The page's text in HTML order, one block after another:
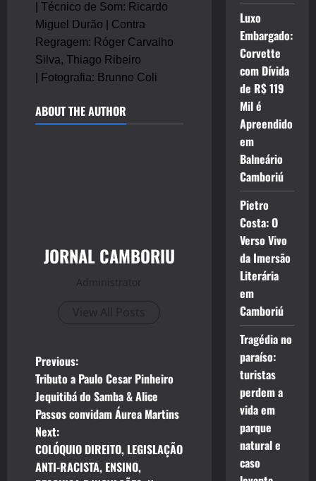
| Técnico de Som: Ricardo
Miguel Durão | Contra
Regragem: Róger Carvalho
Silva, Thiago Ribeiro
| Fotografia: Brunno Coli
ABOUT THE AUTHOR
JORNAL CAMBORIU
Administrator
View All Posts
P
o
s
t
Previous:
Tributo a Paulo Cesar Pinheiro
Jequitibá do Samba & Alice
Passos convidam Áurea Martins
Next:
COLÓQUIO DIREITO, LEGISLAÇÃO
ANTI-RACISTA, ENSINO,
Luxo
Embargado:
Corvette
com Dívida
de R$ 119
Mil é
Apreendido
em
Balneário
Camboriú
Pietro
Costa: O
Verso Vivo
da Imersão
Literária
em
Camboriú
Tragédia no
paraíso:
turistas
perdem a
vida em
parque
natural e
caso